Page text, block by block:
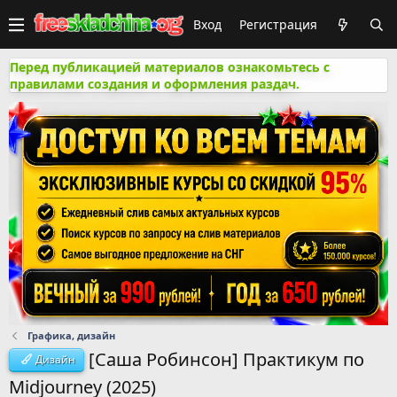
Вход Регистрация
Перед публикацией материалов ознакомьтесь с
правилами создания и оформления раздач.
Графика, дизайн
Дизайн
[Саша Робинсон] Практикум по
Midjourney (2025)